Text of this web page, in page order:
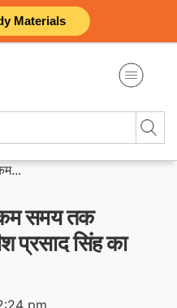
Materials
समय तक
प्रसाद सिंह का
pm